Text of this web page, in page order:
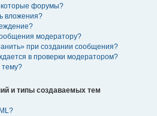
форумы?
вложения?
модератору?
при создании сообщения?
в проверки модератором?
тему?
и типы создаваемых тем